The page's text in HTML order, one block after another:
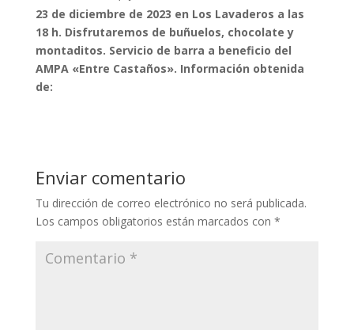
23 de diciembre de 2023 en Los Lavaderos a las
18 h. Disfrutaremos de buñuelos, chocolate y
montaditos. Servicio de barra a beneficio del
AMPA «Entre Castaños». Información obtenida
de:
Enviar comentario
Tu dirección de correo electrónico no será publicada.
Los campos obligatorios están marcados con *